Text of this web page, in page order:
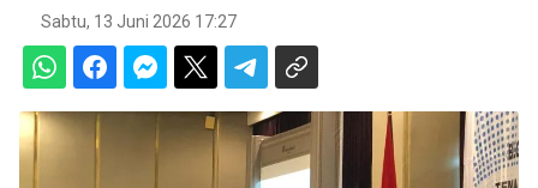
Sabtu, 13 Juni 2026 17:27